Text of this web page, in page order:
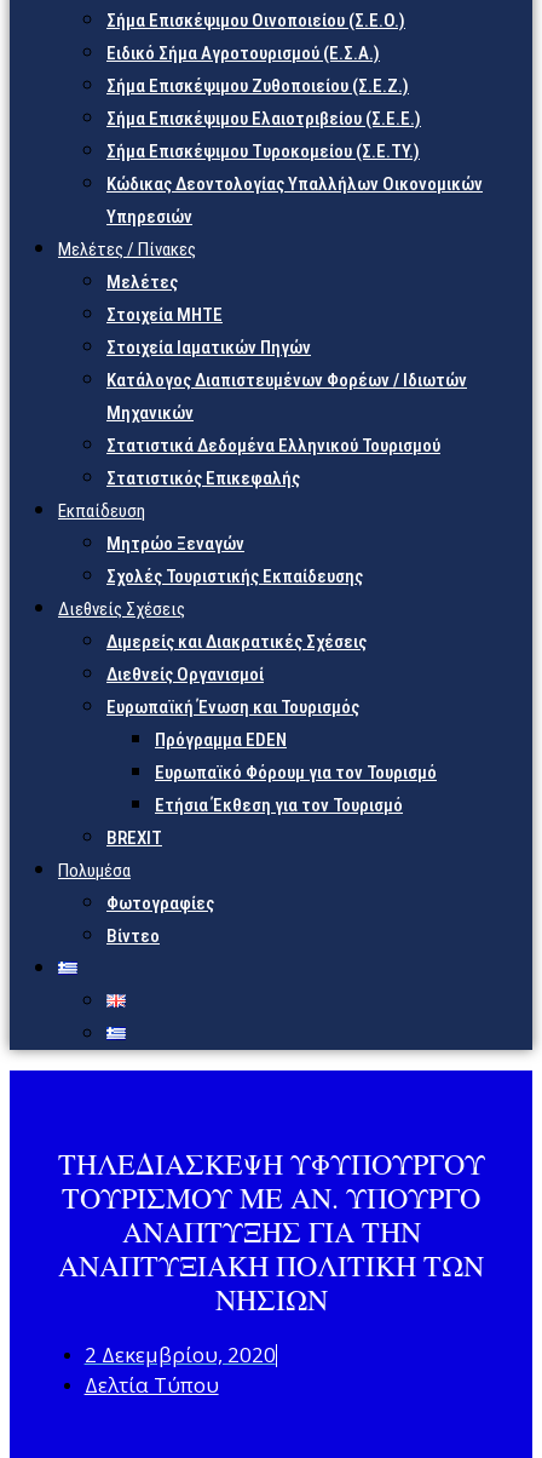
Σήμα Επισκέψιμου Οινοποιείου (Σ.Ε.Ο.)
Ειδικό Σήμα Αγροτουρισμού (Ε.Σ.Α.)
Σήμα Επισκέψιμου Ζυθοποιείου (Σ.Ε.Ζ.)
Σήμα Επισκέψιμου Ελαιοτριβείου (Σ.Ε.Ε.)
Σήμα Επισκέψιμου Τυροκομείου (Σ.Ε.TY.)
Κώδικας Δεοντολογίας Υπαλλήλων Οικονομικών
Υπηρεσιών
Μελέτες / Πίνακες
Μελέτες
Στοιχεία ΜΗΤΕ
Στοιχεία Ιαματικών Πηγών
Κατάλογος Διαπιστευμένων Φορέων / Ιδιωτών
Μηχανικών
Στατιστικά Δεδομένα Ελληνικού Τουρισμού
Στατιστικός Επικεφαλής
Εκπαίδευση
Μητρώο Ξεναγών
Σχολές Τουριστικής Εκπαίδευσης
Διεθνείς Σχέσεις
Διμερείς και Διακρατικές Σχέσεις
Διεθνείς Οργανισμοί
Ευρωπαϊκή Ένωση και Τουρισμός
Πρόγραμμα EDEN
Ευρωπαϊκό Φόρουμ για τον Τουρισμό
Ετήσια Έκθεση για τον Τουρισμό
BREXIT
Πολυμέσα
Φωτογραφίες
Βίντεο
ΤΗΛΕΔΙΑΣΚΕΨΗ ΥΦΥΠΟΥΡΓΟΥ
ΤΟΥΡΙΣΜΟΥ ΜΕ ΑΝ. ΥΠΟΥΡΓΟ
ΑΝΑΠΤΥΞΗΣ ΓΙΑ ΤΗΝ
ΑΝΑΠΤΥΞΙΑΚΗ ΠΟΛΙΤΙΚΗ ΤΩΝ
ΝΗΣΙΩΝ
2 Δεκεμβρίου, 2020
Δελτία Τύπου